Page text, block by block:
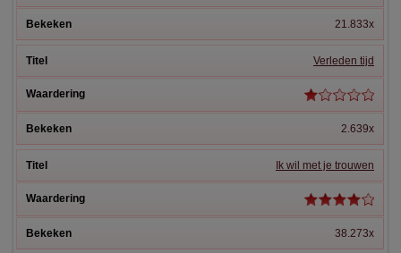
21.833x
Verleden tijd
2.639x
Ik wil met je trouwen
38.273x